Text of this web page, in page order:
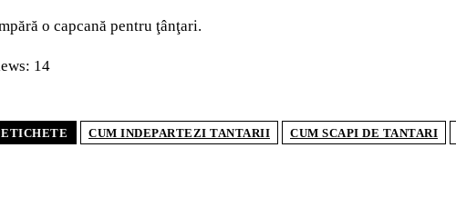
o capcană pentru ţânţari.
14
ETICHETE CUM INDEPARTEZI TANTARII CUM SCAPI DE TANTARI